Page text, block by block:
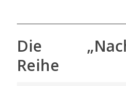
Die
Reihe